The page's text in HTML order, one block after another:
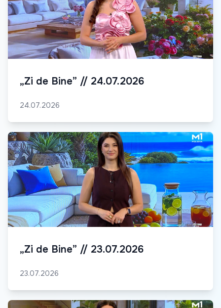
„Zi de Bine” // 24.07.2026
24.07.2026
„Zi de Bine” // 23.07.2026
23.07.2026